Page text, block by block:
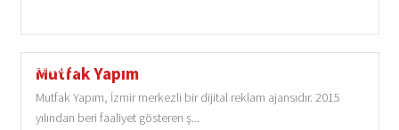
Mutfak Yapım
Mutfak Yapım, İzmir merkezli bir dijital reklam ajansıdır. 2015
yılından beri faaliyet gösteren ş...
Featured